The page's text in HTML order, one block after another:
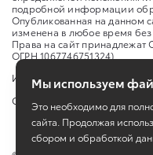
подробной информации
Опубликованная на данном
изменена в любое время без
Права на сайт
ОГРН 1067746751324)
Изменить настройку cookies
Сбросить cookie
Мы используем
Это необходимо для
сайта. Продолжая
сбором и обработкой